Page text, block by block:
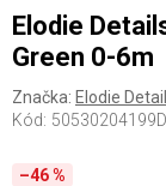
Elodie
Green 0-6m
Značka: Elodie
Kód:
–46 %